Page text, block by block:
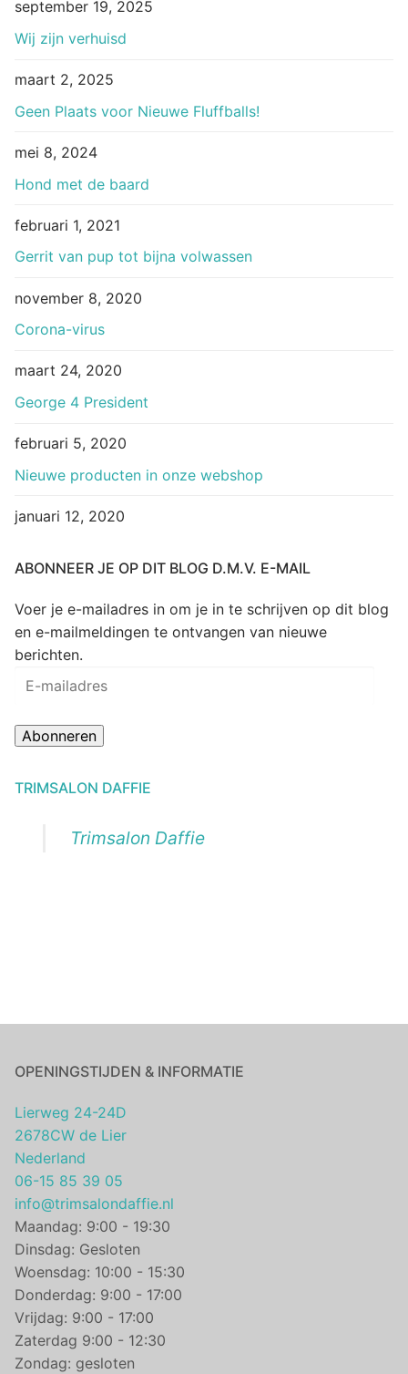
september 19, 2025
Wij zijn verhuisd
maart 2, 2025
Geen Plaats voor Nieuwe Fluffballs!
mei 8, 2024
Hond met de baard
februari 1, 2021
Gerrit van pup tot bijna volwassen
november 8, 2020
Corona-virus
maart 24, 2020
George 4 President
februari 5, 2020
Nieuwe producten in onze webshop
januari 12, 2020
ABONNEER JE OP DIT BLOG D.M.V. E-MAIL
Voer je e-mailadres in om je in te schrijven op dit blog
en e-mailmeldingen te ontvangen van nieuwe
berichten.
E-
Abonneren
TRIMSALON DAFFIE
Trimsalon Daffie
OPENINGSTIJDEN & INFORMATIE
Lierweg 24-24D
2678CW de Lier
Nederland
06-15 85 39 05
info@trimsalondaffie.nl
Maandag: 9:00 - 19:30
Dinsdag: Gesloten
Woensdag: 10:00 - 15:30
Donderdag: 9:00 - 17:00
Vrijdag: 9:00 - 17:00
Zaterdag 9:00 - 12:30
Zondag: gesloten